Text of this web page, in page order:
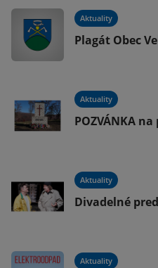
Aktuality
Plagát Obec
Aktuality
POZVÁNKA
Aktuality
Divadelné
Aktuality